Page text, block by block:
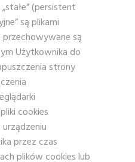
(persistent
są plikami
są
Użytkownika do
strony
cookies
przez czas
plików cookies lub